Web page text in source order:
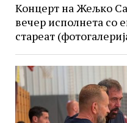
Концерт на Жељко
вечер исполнета со
стареат